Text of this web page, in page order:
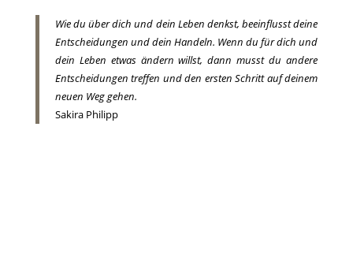
Wie du über dich und dein Leben denkst, beeinflusst deine
Entscheidungen und dein Handeln. Wenn du für dich und
dein Leben etwas ändern willst, dann musst du andere
Entscheidungen treffen und den ersten Schritt auf deinem
neuen Weg gehen.
Sakira Philipp